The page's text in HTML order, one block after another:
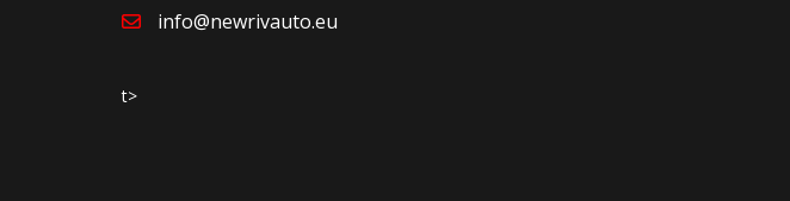
info@newrivauto.eu
t>